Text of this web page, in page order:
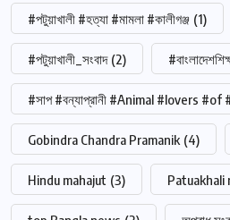
#পটুয়াখালী #হত্যা #মামলা #কালীগঞ্জ (1)
#পটুয়াখালী_সংবাদ (2)
#সাপ #বন্যাপ্রানী #Animal #lovers
Gobindra Chandra Pramanik (4)
Hindu mahajut (3) Patuakhali